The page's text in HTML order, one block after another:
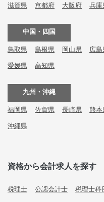
滋賀県 京都府 大阪府 兵庫
中国・四国
鳥取県 島根県 岡山県 広島
愛媛県 高知県
九州・沖縄
福岡県 佐賀県 長崎県 熊本
沖縄県
資格から会計求人を探す
税理士 公認会計士 税理士科